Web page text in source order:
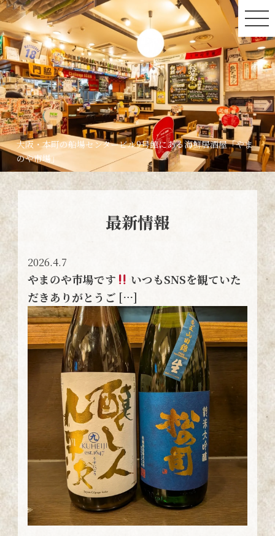
大阪・本町の船場センタービル9号館にある海鮮居酒屋「やま
のや市場」
最新情報
2026.4.7
やまのや市場です
いつもSNSを観ていた
だきありがとうご […]